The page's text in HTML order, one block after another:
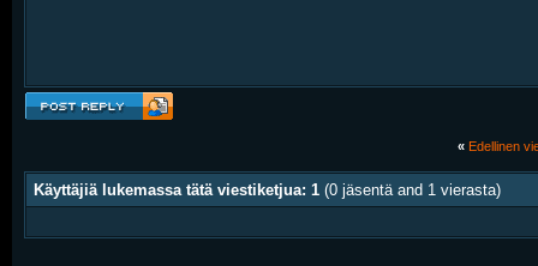
« Edellinen
Käyttäjiä lukemassa tätä viestiketjua: 1 (0 jäsentä and 1 vierasta)